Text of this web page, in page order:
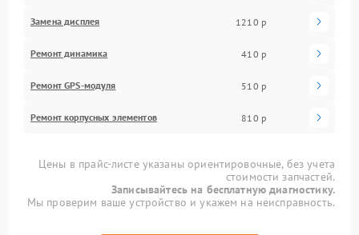
Замена дисплея 1210 р
Ремонт динамика 410 р
Ремонт GPS-модуля 510 р
Ремонт корпусных элементов 810 р
Цены в прайс-листе указаны ориентировочные, без учета
стоимости запчастей.
Записывайтесь на бесплатную диагностику.
Мы проверим ваше устройство и укажем на неисправность.